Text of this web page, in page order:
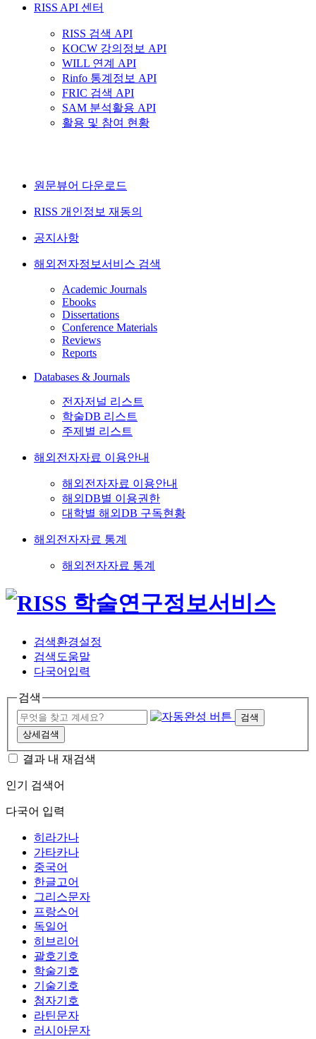
RISS API 센터
RISS 검색 API
KOCW 강의정보 API
WILL 연계 API
Rinfo 통계정보 API
FRIC 검색 API
SAM 분석활용 API
활용 및 참여 현황
원문뷰어 다운로드
RISS 개인정보 재동의
공지사항
해외전자정보서비스 검색
Academic Journals
Ebooks
Dissertations
Conference Materials
Reviews
Reports
Databases & Journals
전자저널 리스트
학술DB 리스트
주제별 리스트
해외전자자료 이용안내
해외전자자료 이용안내
해외DB별 이용권한
대학별 해외DB 구독현황
해외전자자료 통계
해외전자자료 통계
검색환경설정
검색도움말
다국어입력
검색
검색
상세검색
결과 내 재검색
인기 검색어
다국어 입력
히라가나
가타카나
중국어
한글고어
그리스문자
프랑스어
독일어
히브리어
괄호기호
학술기호
기술기호
첨자기호
라틴문자
러시아문자